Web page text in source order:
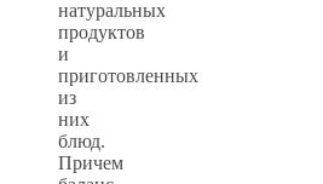
натуральных
продуктов
и
приготовленных
из
них
блюд.
Причем